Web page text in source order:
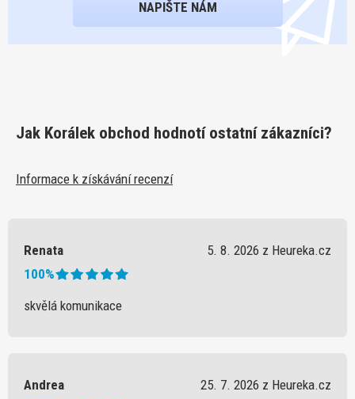
NAPIŠTE NÁM
Jak Korálek obchod hodnotí ostatní zákazníci?
Informace k získávání recenzí
Renata
5. 8. 2026 z Heureka.cz
100%
skvělá komunikace
Andrea
25. 7. 2026 z Heureka.cz